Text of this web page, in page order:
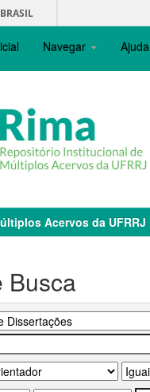
BRASIL
Navegar Ajuda
Acervos da UFRRJ
Busca